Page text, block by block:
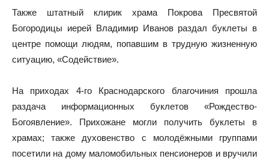
Также штатный клирик храма Покрова Пресвятой
Богородицы иерей Владимир Иванов раздал буклеты в
центре помощи людям, попавшим в трудную жизненную
ситуацию, «Содействие».
На приходах 4-го Краснодарского благочиния прошла
раздача информационных буклетов «Рождество-
Богоявление». Прихожане могли получить буклеты в
храмах; также духовенство с молодёжными группами
посетили на дому маломобильных пенсионеров и вручили